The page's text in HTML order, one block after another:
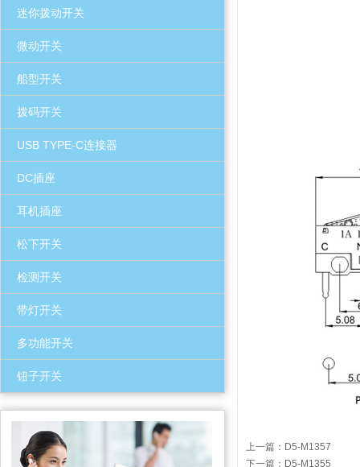
迷你拨动开关
微动开关
船型开关
拨码开关
USB TYPE-C连接器
DC插座
耳机插座
松下开关
检测开关
带灯开关
多功能开关
钮子开关
上一篇： D5-M1357
下一篇： D5-M1355